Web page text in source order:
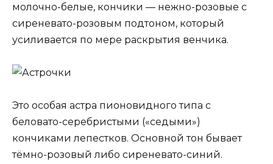
молочно-белые, кончики — нежно-розовые с
сиреневато-розовым подтоном, который
усиливается по мере раскрытия венчика.
Это особая астра пионовидного типа с
беловато-серебристыми («седыми»)
кончиками лепестков. Основной тон бывает
тёмно-розовый либо сиреневато-синий.